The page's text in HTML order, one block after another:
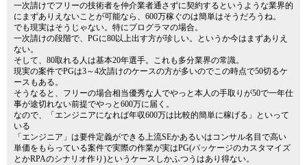
一次請けでフリーの技術者を仲介業者通さずに契約するというような業界的
にまずありえないことが可能なら、600万稼ぐのは簡単はそうだろうね。
でも現実はそうじゃない。特にプログラマの場合。
一次請けの段階で、PGに80以上出す方が珍しい。というか今はまずありえ
ない。
そして、80取れる人は基本20年選手。これも多分業界の常識。
現実の案件でPGは3～4次請けのケースの方が多いのでこの時点で50切るケ
ースもある。
そうなると、フリーの場合相当優秀な人でやっと本人の手取りが50で一年仕
事が途切れない前提でやっと600万に届く。
なので、「エンジニアになれば年収600万は比較的簡単に稼げる」といって
いる
「エンジニア」は要件定義ができる上流SEかあるいはコンサル名目で高い
単価をもらっている案件で実際の作業が実はPG(パッケージのカスタマイズ
とかRPAのシナリオ作り)というケースしかふつうはあり得ない。